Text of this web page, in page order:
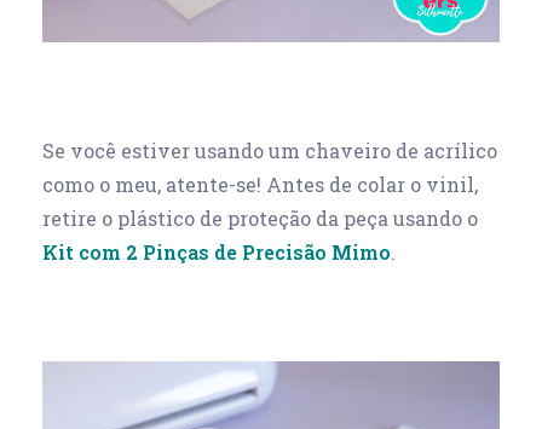
Se você estiver usando um chaveiro de acrílico
como o meu, atente-se! Antes de colar o vinil,
retire o plástico de proteção da peça usando o
Kit com 2 Pinças de Precisão Mimo.